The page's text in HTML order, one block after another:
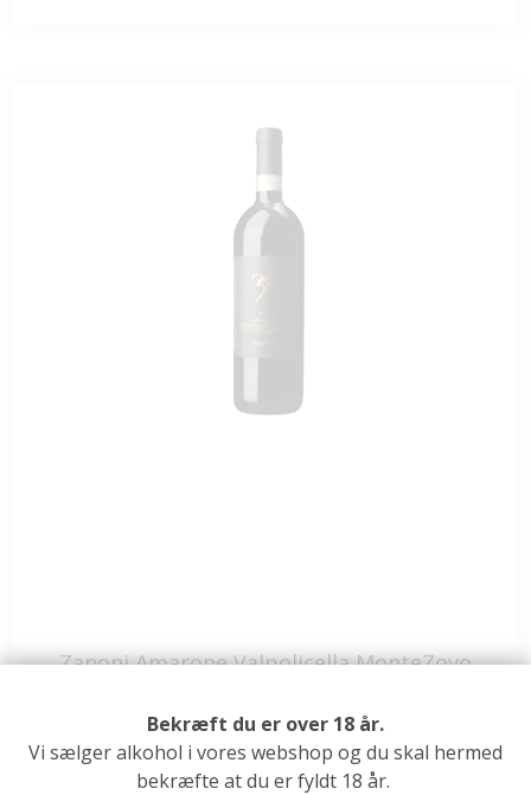
Zanoni Amarone Valpolicella MonteZovo
466,00 DKK
Bekræft du er over 18 år.
Vi sælger alkohol i vores webshop og du skal hermed
bekræfte at du er fyldt 18 år.